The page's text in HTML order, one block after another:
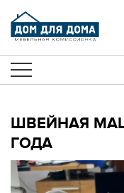
ШВЕЙНАЯ
ГОДА